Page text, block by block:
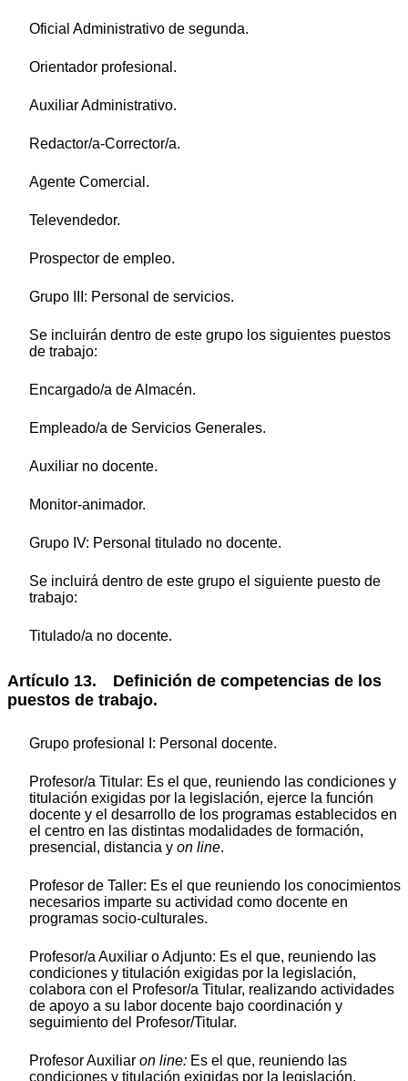
Oficial Administrativo de segunda.
Orientador profesional.
Auxiliar Administrativo.
Redactor/a-Corrector/a.
Agente Comercial.
Televendedor.
Prospector de empleo.
Grupo III: Personal de servicios.
Se incluirán dentro de este grupo los siguientes puestos
de trabajo:
Encargado/a de Almacén.
Empleado/a de Servicios Generales.
Auxiliar no docente.
Monitor-animador.
Grupo IV: Personal titulado no docente.
Se incluirá dentro de este grupo el siguiente puesto de
trabajo:
Titulado/a no docente.
Artículo 13. Definición de competencias de los
puestos de trabajo.
Grupo profesional I: Personal docente.
Profesor/a Titular: Es el que, reuniendo las condiciones y
titulación exigidas por la legislación, ejerce la función
docente y el desarrollo de los programas establecidos en
el centro en las distintas modalidades de formación,
presencial, distancia y on line.
Profesor de Taller: Es el que reuniendo los conocimientos
necesarios imparte su actividad como docente en
programas socio-culturales.
Profesor/a Auxiliar o Adjunto: Es el que, reuniendo las
condiciones y titulación exigidas por la legislación,
colabora con el Profesor/a Titular, realizando actividades
de apoyo a su labor docente bajo coordinación y
seguimiento del Profesor/Titular.
Profesor Auxiliar on line: Es el que, reuniendo las
condiciones y titulación exigidas por la legislación,